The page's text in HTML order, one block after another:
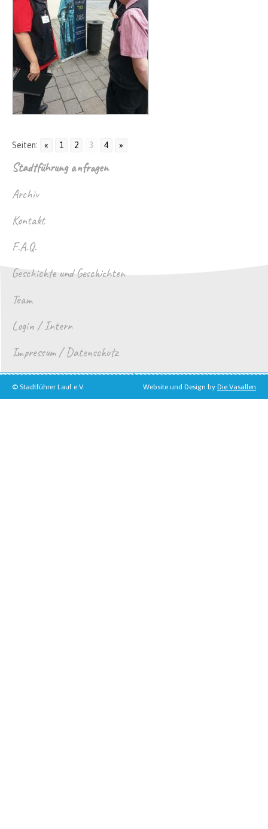
Seiten: « 1 2 3 4 »
Stadtführung anfragen
Archiv
Kontakt
F.A.Q.
Geschichte und Geschichten
Team
Login / Intern
Impressum / Datenschutz
© Stadtführer Lauf e.V. Website und Design by Die Vasallen